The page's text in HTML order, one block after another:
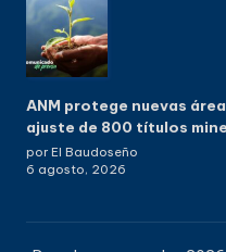
ANM protege nuevas
ajuste de 800 títulos
por El Baudoseño
6 agosto, 2026